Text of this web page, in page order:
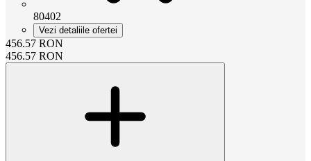
80402
Vezi detaliile ofertei
456.57 RON
456.57 RON